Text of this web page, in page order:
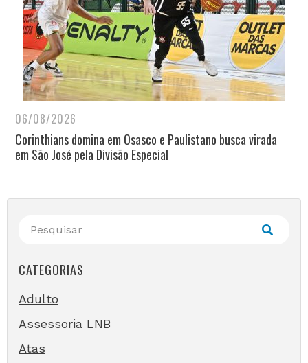
06/08/2026
Corinthians domina em Osasco e Paulistano busca virada
em São José pela Divisão Especial
CATEGORIAS
Adulto
Assessoria LNB
Atas